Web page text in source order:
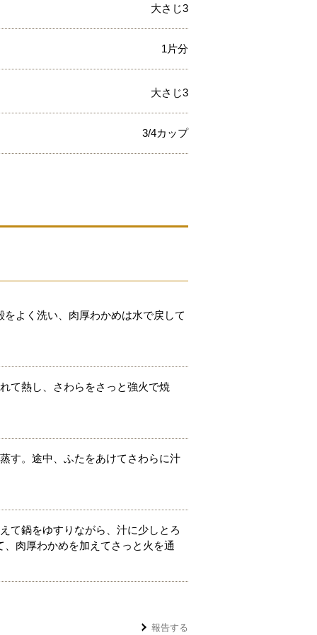
大さじ3
1片分
大さじ3
3/4カップ
よく洗い、肉厚わかめは水で戻して
て熱し、さわらをさっと強火で焼
す。途中、ふたをあけてさわらに汁
て鍋をゆすりながら、汁に少しとろ
肉厚わかめを加えてさっと火を通
報告する